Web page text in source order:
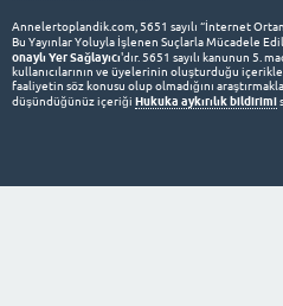
Annelertoplandik.com, 5651 sayılı “İnternet
Bu Yayınlar Yoluyla İşlenen Suçlarla Mücadele
onaylı Yer Sağlayıcı'dır. 5651 sayılı kanunun 5.
kullanıcılarının ve üyelerinin oluşturduğu
faaliyetin söz konusu olup olmadığını
düşündüğünüz içeriği Hukuka aykırılık bildirimi